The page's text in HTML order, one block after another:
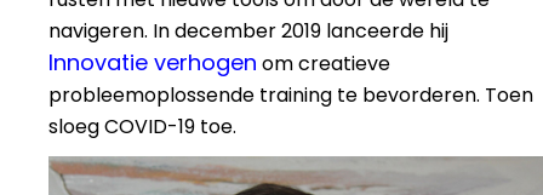
navigeren. In december 2019 lanceerde hij
Innovatie verhogen om creatieve
probleemoplossende training te bevorderen. Toen
sloeg COVID-19 toe.